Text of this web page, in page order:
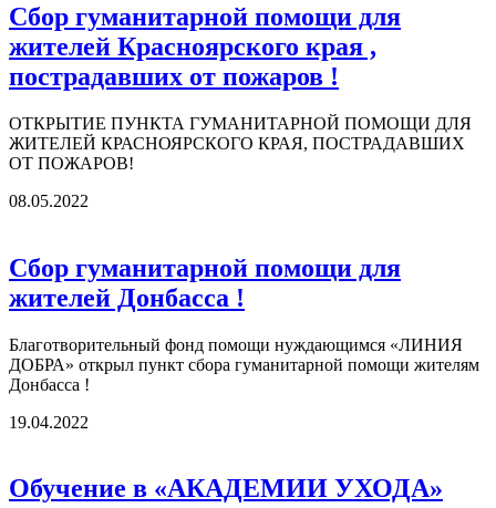
Сбор гуманитарной помощи для
жителей Красноярского края ,
пострадавших от пожаров !
ОТКРЫТИЕ ПУНКТА ГУМАНИТАРНОЙ ПОМОЩИ ДЛЯ
ЖИТЕЛЕЙ КРАСНОЯРСКОГО КРАЯ, ПОСТРАДАВШИХ
ОТ ПОЖАРОВ!
08.05.2022
Сбор гуманитарной помощи для
жителей Донбасса !
Благотворительный фонд помощи нуждающимся «ЛИНИЯ
ДОБРА» открыл пункт сбора гуманитарной помощи жителям
Донбасса !
19.04.2022
Обучение в «АКАДЕМИИ УХОДА»